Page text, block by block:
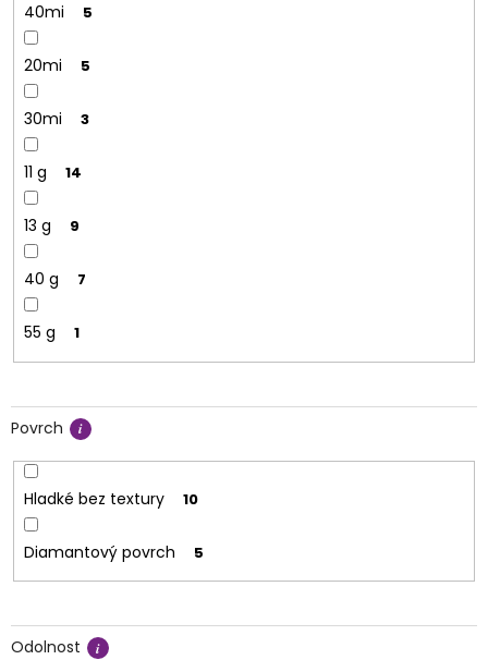
40mi 5
20mi 5
30mi 3
11 g 14
13 g 9
40 g 7
55 g 1
Povrch
Hladké bez textury 10
Diamantový povrch 5
Odolnost